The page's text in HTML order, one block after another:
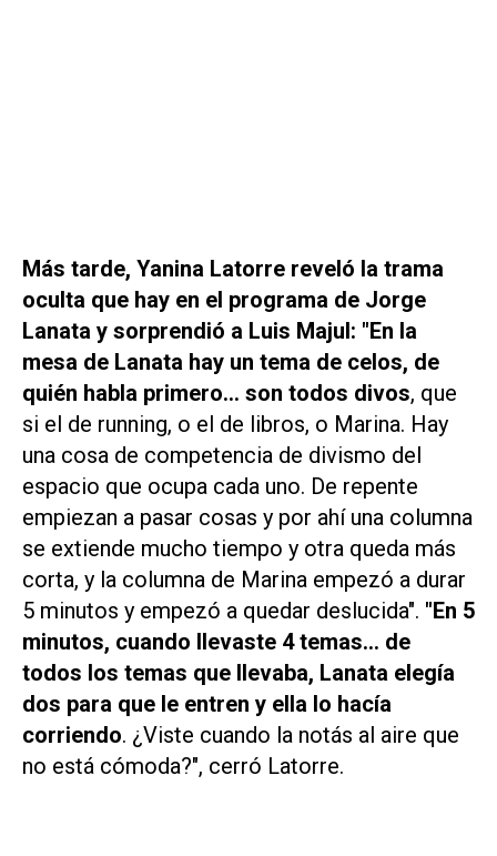
Más tarde, Yanina Latorre reveló la trama
oculta que hay en el programa de Jorge
Lanata y sorprendió a Luis Majul: "En la
mesa de Lanata hay un tema de celos, de
quién habla primero... son todos divos, que
si el de running, o el de libros, o Marina. Hay
una cosa de competencia de divismo del
espacio que ocupa cada uno. De repente
empiezan a pasar cosas y por ahí una columna
se extiende mucho tiempo y otra queda más
corta, y la columna de Marina empezó a durar
5 minutos y empezó a quedar deslucida". "En 5
minutos, cuando llevaste 4 temas... de
todos los temas que llevaba, Lanata elegía
dos para que le entren y ella lo hacía
corriendo. ¿Viste cuando la notás al aire que
no está cómoda?", cerró Latorre.